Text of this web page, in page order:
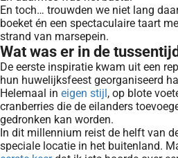
En toch… trouwden we niet lang
boeket én een spectaculaire taart
strand van marsepein.
Wat was er in de
De eerste inspiratie kwam uit een
hun huwelijksfeest georganiseerd
Helemaal in eigen stijl, op blote
cranberries die de eilanders
gedronken kan worden.
In dit millennium reist de helft van
speciale locatie in het buitenland.